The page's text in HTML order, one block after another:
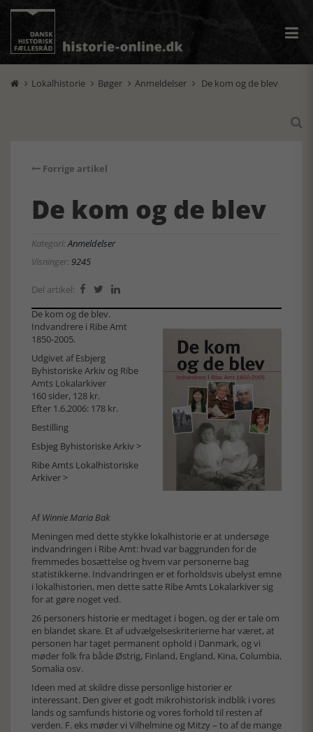
 Lokalhistorie  Bøger  Anmeldelser  De kom og de blev

Forrige artikel
De kom og de blev
Kategori:Anmeldelser
Visninger:9245
Del artikel:   
De kom og de blev.
Indvandrere i Ribe Amt
1850-2005.
Udgivet af Esbjerg
Byhistoriske Arkiv og Ribe
Amts Lokalarkiver
160 sider, 128 kr.
Efter 1.6.2006: 178 kr.
Bestilling
Esbjeg Byhistoriske Arkiv >
Ribe Amts Lokalhistoriske
Arkiver >
AfWinnie Maria Bak
Meningen med dette stykke lokalhistorie er at undersøge
indvandringen i Ribe Amt: hvad var baggrunden for de
fremmedes bosættelse og hvem var personerne bag
statistikkerne. Indvandringen er et forholdsvis ubelyst emne
i lokalhistorien, men dette satte Ribe Amts Lokalarkiver sig
for at gøre noget ved.
26 personers historie er medtaget i bogen, og der er tale om
en blandet skare. Et af udvælgelseskriterierne har været, at
personen har taget permanent ophold i Danmark, og vi
møder folk fra både Østrig, Finland, England, Kina, Columbia,
Somalia osv.
Ideen med at skildre disse personlige historier er
interessant. Den giver et godt mikrohistorisk indblik i vores
lands og samfunds historie og vores forhold til resten af
verden. F. eks møder vi Vilhelmine og Mitzy – to af de mange